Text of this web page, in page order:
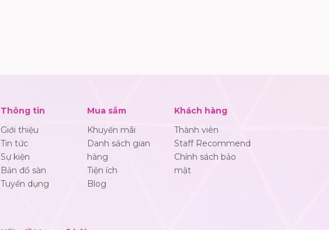
Thông tin
Giới thiệu
Tin tức
Sự kiện
Bản đồ sàn
Tuyển dụng
Mua sắm
Khuyến mãi
Danh sách gian
hàng
Tiện ích
Blog
Khách hàng
Thành viên
Staff Recommend
Chính sách bảo
mật